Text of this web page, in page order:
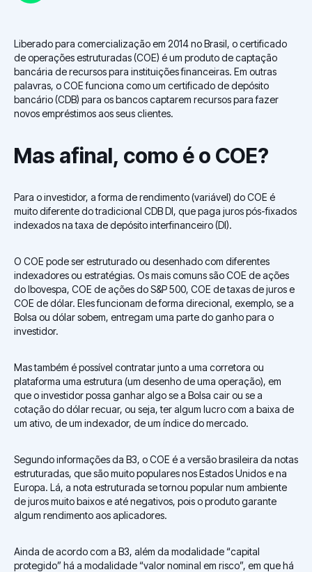
Liberado para comercialização em 2014 no Brasil, o certificado
de operações estruturadas (COE) é um produto de captação
bancária de recursos para instituições financeiras. Em outras
palavras, o COE funciona como um certificado de depósito
bancário (CDB) para os bancos captarem recursos para fazer
novos empréstimos aos seus clientes.
Mas afinal, como é o COE?
Para o investidor, a forma de rendimento (variável) do COE é
muito diferente do tradicional CDB DI, que paga juros pós-fixados
indexados na taxa de depósito interfinanceiro (DI).
O COE pode ser estruturado ou desenhado com diferentes
indexadores ou estratégias. Os mais comuns são COE de ações
do Ibovespa, COE de ações do S&P 500, COE de taxas de juros e
COE de dólar. Eles funcionam de forma direcional, exemplo, se a
Bolsa ou dólar sobem, entregam uma parte do ganho para o
investidor.
Mas também é possível contratar junto a uma corretora ou
plataforma uma estrutura (um desenho de uma operação), em
que o investidor possa ganhar algo se a Bolsa cair ou se a
cotação do dólar recuar, ou seja, ter algum lucro com a baixa de
um ativo, de um indexador, de um índice do mercado.
Segundo informações da B3, o COE é a versão brasileira da notas
estruturadas, que são muito populares nos Estados Unidos e na
Europa. Lá, a nota estruturada se tornou popular num ambiente
de juros muito baixos e até negativos, pois o produto garante
algum rendimento aos aplicadores.
Ainda de acordo com a B3, além da modalidade “capital
protegido” há a modalidade “valor nominal em risco”, em que há